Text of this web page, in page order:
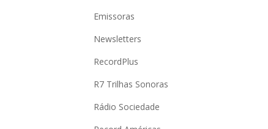
Emissoras
Newsletters
RecordPlus
R7 Trilhas Sonoras
Rádio Sociedade